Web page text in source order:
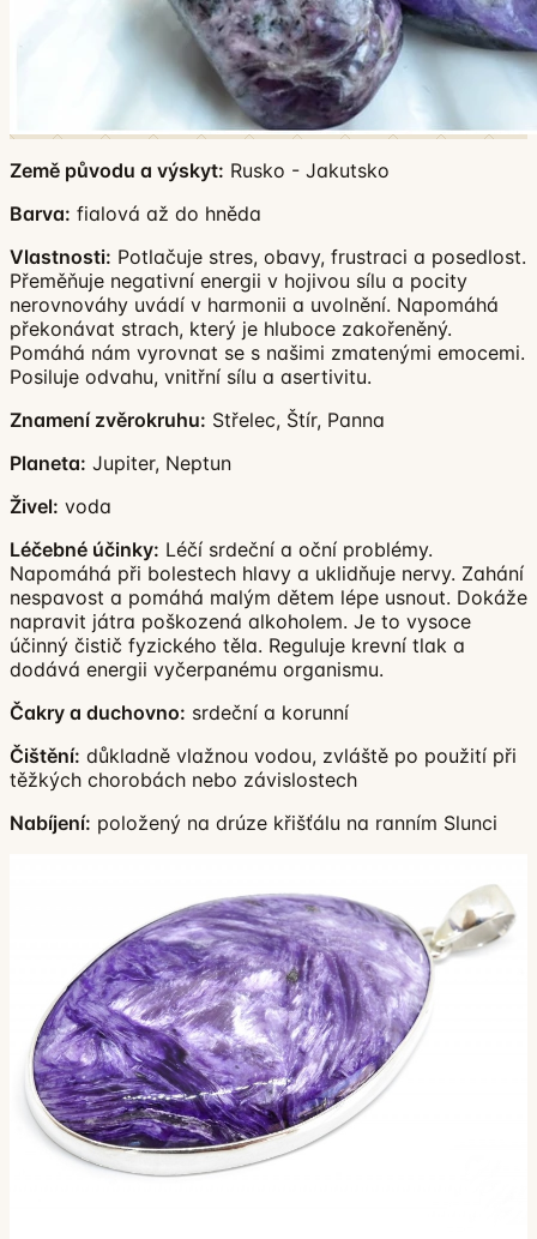
Země původu a výskyt: Rusko - Jakutsko
Barva: fialová až do hněda
Vlastnosti: Potlačuje stres, obavy, frustraci a posedlost.
Přeměňuje negativní energii v hojivou sílu a pocity
nerovnováhy uvádí v harmonii a uvolnění. Napomáhá
překonávat strach, který je hluboce zakořeněný.
Pomáhá nám vyrovnat se s našimi zmatenými emocemi.
Posiluje odvahu, vnitřní sílu a asertivitu.
Znamení zvěrokruhu: Střelec, Štír, Panna
Planeta: Jupiter, Neptun
Živel: voda
Léčebné účinky: Léčí srdeční a oční problémy.
Napomáhá při bolestech hlavy a uklidňuje nervy. Zahání
nespavost a pomáhá malým dětem lépe usnout. Dokáže
napravit játra poškozená alkoholem. Je to vysoce
účinný čistič fyzického těla. Reguluje krevní tlak a
dodává energii vyčerpanému organismu.
Čakry a duchovno: srdeční a korunní
Čištění: důkladně vlažnou vodou, zvláště po použití při
těžkých chorobách nebo závislostech
Nabíjení: položený na drúze křišťálu na ranním Slunci